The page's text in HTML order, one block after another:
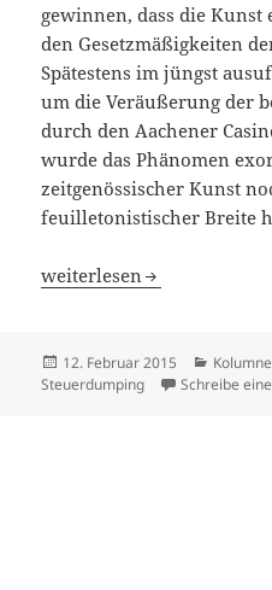
gewinnen, dass die
den Gesetzmäßigkeiten
Spätestens im jüngst
um die Veräußerung der
durch den Aachener
wurde das Phänomen
zeitgenössischer Kunst
feuilletonistischer Breite
Kunst und Geld
weiterlesen
Veröffentlicht
am
12. Februar 2015
Steuerdumping
Schreibe